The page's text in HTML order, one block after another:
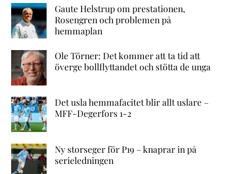
Gaute Helstrup om prestationen,
Rosengren och problemen på
hemmaplan
Ole Törner: Det kommer att ta tid att
överge bollflyttandet och stötta de unga
Det usla hemmafacitet blir allt uslare –
MFF-Degerfors 1-2
Ny storseger för P19 – knaprar in på
serieledningen